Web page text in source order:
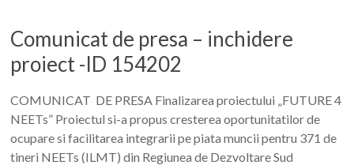
Comunicat de presa – inchidere
proiect -ID 154202
COMUNICAT DE PRESA Finalizarea proiectului „FUTURE 4
NEETs” Proiectul si-a propus cresterea oportunitatilor de
ocupare si facilitarea integrarii pe piata muncii pentru 371 de
tineri NEETs (ILMT) din Regiunea de Dezvoltare Sud